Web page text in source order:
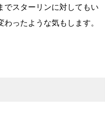
でスターリンに対してもい
ったような気もします。